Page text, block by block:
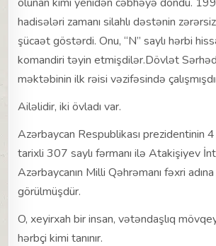
hadisələri zamanı silahlı dəstənin
şücaət göstərdi. Onu, “N” saylı hərbi
komandiri təyin etmişdilər.Dövlət
məktəbinin ilk rəisi vəzifəsində
Ailəlidir, iki övladı var.
Azərbaycan Respublikası prezidentinin
tarixli 307 saylı fərmanı ilə Atakişiyev
Azərbaycanın Milli Qəhrəmanı fəxri
görülmüşdür.
O, xeyirxah bir insan, vətəndaşlıq
hərbçi kimi tanınır.